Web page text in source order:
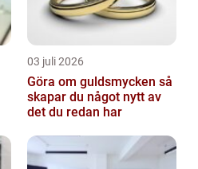
03 juli 2026
Göra om guldsmycken så
skapar du något nytt av
det du redan har